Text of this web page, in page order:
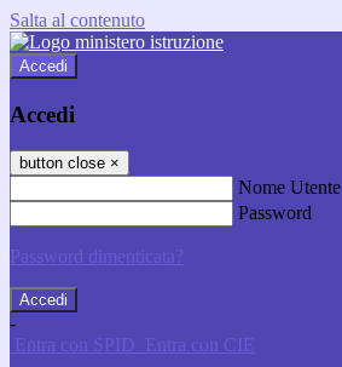
Salta al contenuto
Accedi
Accedi
button close ×
Nome Utente
Password
Password dimenticata?
-
Entra con SPID Entra con CIE